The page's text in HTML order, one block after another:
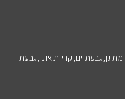
גן, גבעתיים, קריית אונו, גבעת